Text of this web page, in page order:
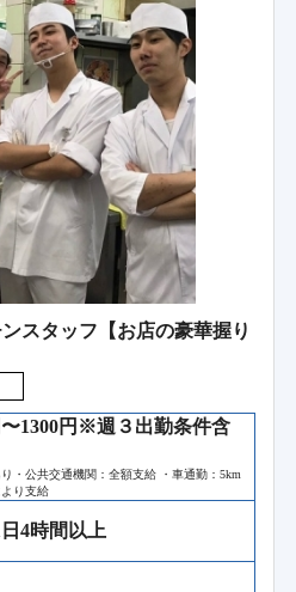
スタッフ【お店の豪華握り
〜1300円※週３出勤条件含
り・公共交通機関：全額支給 ・車通勤：5km
り支給
4時間以上